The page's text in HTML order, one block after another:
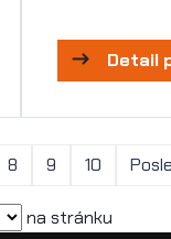
Detail
8 9 10
na stránku